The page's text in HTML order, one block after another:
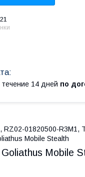
течение 14 дней по
01820500-R3M1,
Mobile Stealth
Mobile